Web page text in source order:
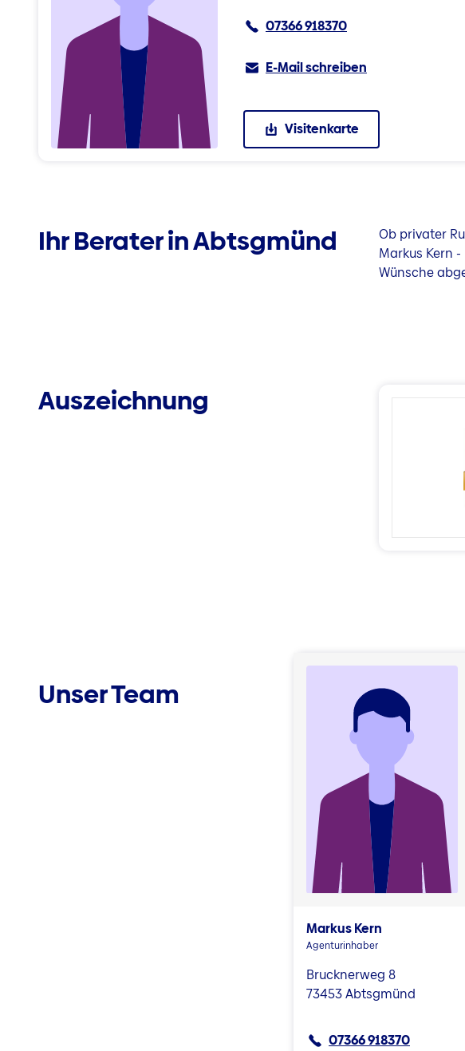
07366 918370
E-Mail schreiben
Visitenkarte
Ihr Berater in Abtsgmünd
Ob privater
Markus Kern
Wünsche
Auszeichnung
Unser Team
Markus Kern
Agenturinhaber
Brucknerweg 8
73453 Abtsgmünd
07366 918370